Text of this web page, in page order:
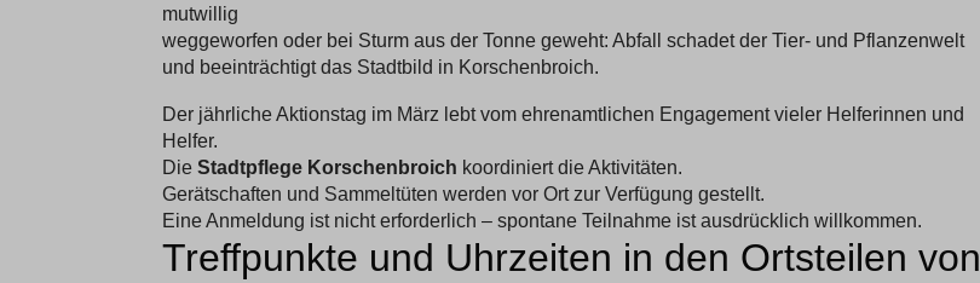
mutwillig
weggeworfen oder bei Sturm aus der Tonne geweht: Abfall schadet der Tier- und Pflanzenwelt
und beeinträchtigt das Stadtbild in Korschenbroich.
Der jährliche Aktionstag im März lebt vom ehrenamtlichen Engagement vieler Helferinnen und
Helfer.
DieStadtpflege Korschenbroich koordiniert die Aktivitäten.
Gerätschaften und Sammeltüten werden vor Ort zur Verfügung gestellt.
Eine Anmeldung ist nicht erforderlich – spontane Teilnahme ist ausdrücklich willkommen.
Treffpunkte und Uhrzeiten in den Ortsteilen von